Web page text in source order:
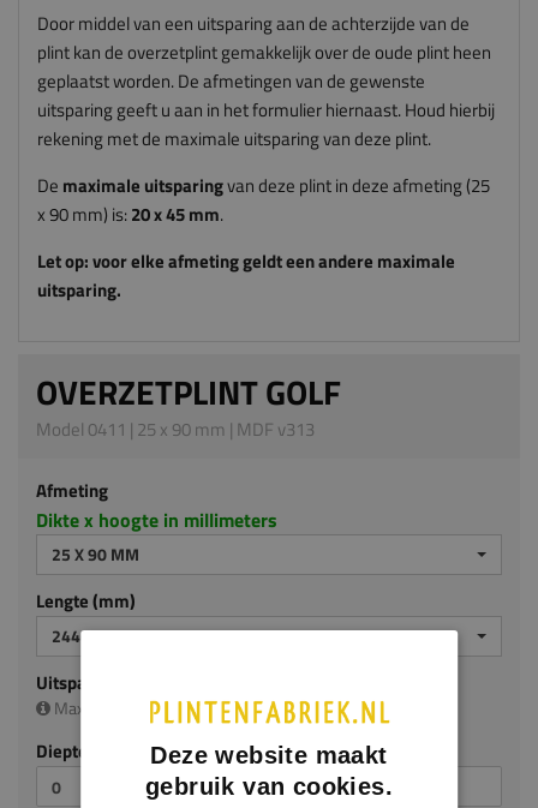
Door middel van een uitsparing aan de achterzijde van de
plint kan de overzetplint gemakkelijk over de oude plint heen
geplaatst worden. De afmetingen van de gewenste
uitsparing geeft u aan in het formulier hiernaast. Houd hierbij
rekening met de maximale uitsparing van deze plint.
De maximale uitsparingvan deze plint in deze afmeting (25
x 90 mm) is:20x 45mm.
Let op: voor elke afmeting geldt een andere maximale
uitsparing.
OVERZETPLINT GOLF
Model 0411 | 25 x 90 mm | MDF v313
Afmeting
Dikte x hoogte in millimeters
25 X 90 MM
Lengte (mm)
2440 MM
Uitsparing
Maximale uitsparing is (diep/hoog):20 x 45 mm
Diepte (mm)
Deze website maakt
gebruik van cookies.